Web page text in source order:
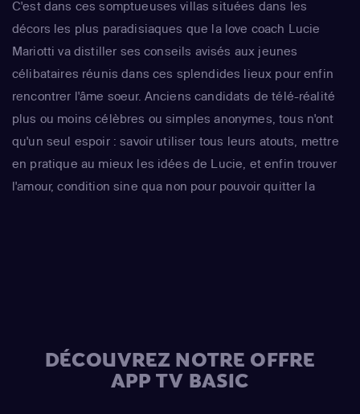
C'est dans ces somptueuses villas situées dans les
décors les plus paradisiaques que la love coach Lucie
Mariotti va distiller ses conseils avisés aux jeunes
célibataires réunis dans ces splendides lieux pour enfin
rencontrer l'âme soeur. Anciens candidats de télé-réalité
plus ou moins célèbres ou simples anonymes, tous n'ont
qu'un seul espoir : savoir utiliser tous leurs atouts, mettre
en pratique au mieux les idées de Lucie, et enfin trouver
l'amour, condition sine qua non pour pouvoir quitter la
DÉCOUVREZ NOTRE OFFRE
APP TV BASIC